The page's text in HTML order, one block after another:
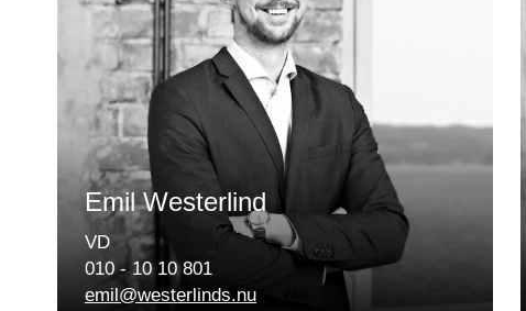
Emil Westerlind
VD
010 - 10 10 801
emil@westerlinds.nu